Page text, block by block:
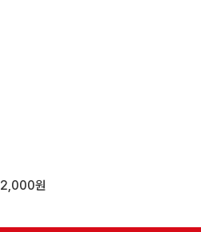
지 않으니 상품문의 편하게 주세요
원